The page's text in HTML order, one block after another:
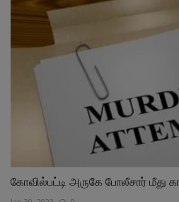
கோவில்பட்டி அருகே போலீசார் மீது